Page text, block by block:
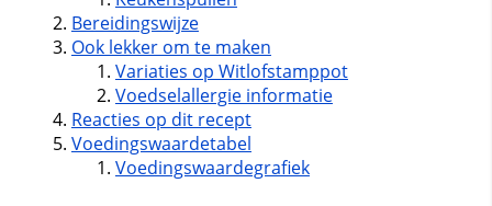
Bereidingswijze
Ook lekker om te maken
Variaties op Witlofstamppot
Voedselallergie informatie
Reacties op dit recept
Voedingswaardetabel
Voedingswaardegrafiek